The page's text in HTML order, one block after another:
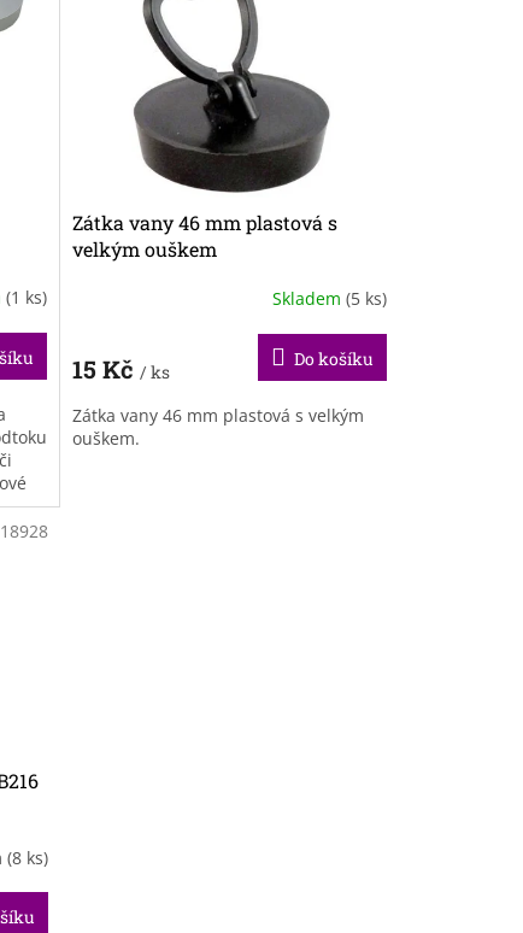
(1 ks)
Zátka vany 46 mm plastová s
velkým ouškem
Skladem (5 ks)
15 Kč / ks
Do košíku
Zátka vany 46 mm plastová s velkým
ouškem.
(8 ks)
18928